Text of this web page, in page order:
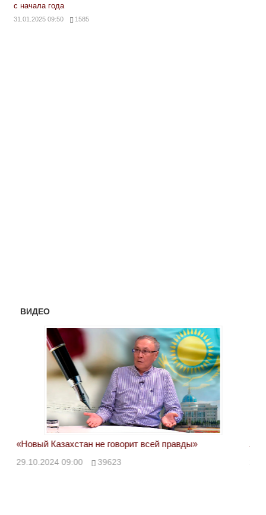
с начала года
31.01.2025 09:50 1585
ВИДЕО
«Новый Казахстан не говорит всей правды»
29.10.2024 09:00 39623